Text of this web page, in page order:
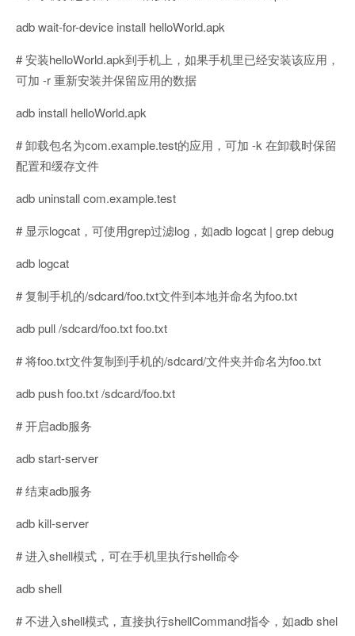
adb wait-for-device install helloWorld.apk
# 安装helloWorld.apk到手机上，如果手机里已经安装该应用，
可加 -r 重新安装并保留应用的数据
adb install helloWorld.apk
# 卸载包名为com.example.test的应用，可加 -k 在卸载时保留
配置和缓存文件
adb uninstall com.example.test
# 显示logcat，可使用grep过滤log，如adb logcat | grep debug
adb logcat
# 复制手机的/sdcard/foo.txt文件到本地并命名为foo.txt
adb pull /sdcard/foo.txt foo.txt
# 将foo.txt文件复制到手机的/sdcard/文件夹并命名为foo.txt
adb push foo.txt /sdcard/foo.txt
# 开启adb服务
adb start-server
# 结束adb服务
adb kill-server
# 进入shell模式，可在手机里执行shell命令
adb shell
# 不进入shell模式，直接执行shellCommand指令，如adb shel